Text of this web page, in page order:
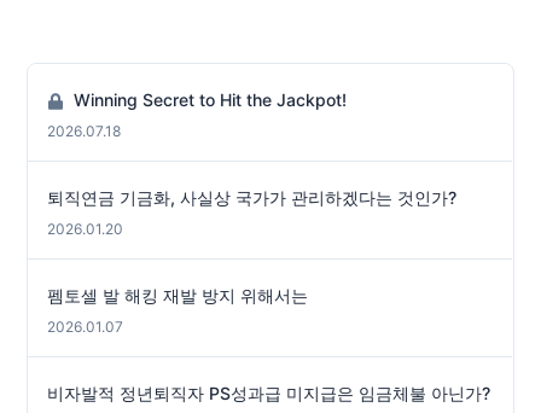
Winning Secret to Hit the Jackpot!
2026.07.18
퇴직연금 기금화, 사실상 국가가 관리하겠다는 것인가?
2026.01.20
펨토셀 발 해킹 재발 방지 위해서는
2026.01.07
비자발적 정년퇴직자 PS성과급 미지급은 임금체불 아닌가?